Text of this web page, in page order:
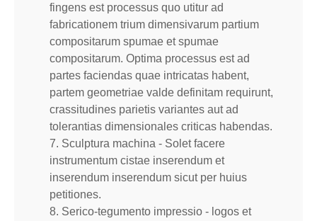
fingens est processus quo utitur ad
fabricationem trium dimensivarum partium
compositarum spumae et spumae
compositarum. Optima processus est ad
partes faciendas quae intricatas habent,
partem geometriae valde definitam requirunt,
crassitudines parietis variantes aut ad
tolerantias dimensionales criticas habendas.
7. Sculptura machina - Solet facere
instrumentum cistae inserendum et
inserendum inserendum sicut per huius
petitiones.
8. Serico-tegumento impressio - logos et